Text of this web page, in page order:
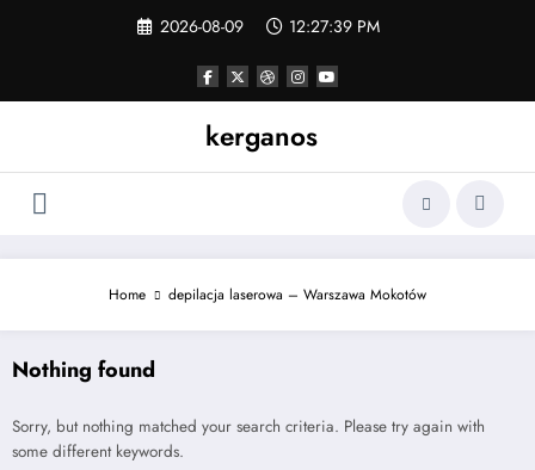
2026-08-09 12:27:40 PM
kerganos
Home depilacja laserowa – Warszawa Mokotów
Nothing found
Sorry, but nothing matched your search criteria. Please try again with
some different keywords.